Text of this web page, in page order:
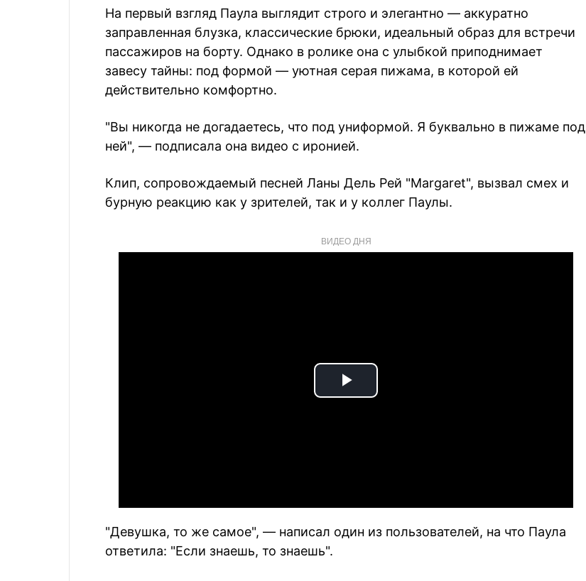
На первый взгляд Паула выглядит строго и элегантно — аккуратно
заправленная блузка, классические брюки, идеальный образ для встречи
пассажиров на борту. Однако в ролике она с улыбкой приподнимает
завесу тайны: под формой — уютная серая пижама, в которой ей
действительно комфортно.
"Вы никогда не догадаетесь, что под униформой. Я буквально в пижаме под
ней", — подписала она видео с иронией.
Клип, сопровождаемый песней Ланы Дель Рей "Margaret", вызвал смех и
бурную реакцию как у зрителей, так и у коллег Паулы.
ВИДЕО ДНЯ
Play
"Девушка, то же самое", — написал один из пользователей, на что Паула
ответила: "Если знаешь, то знаешь".